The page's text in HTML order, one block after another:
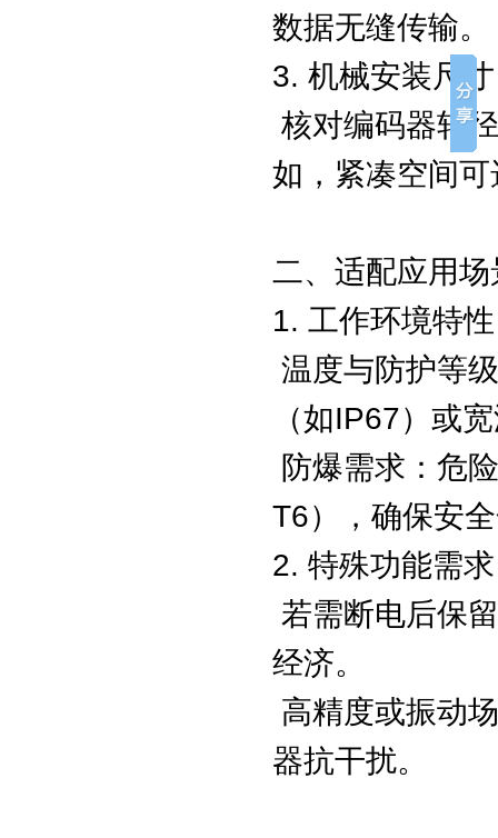
数据无缝传输。
3. 机械安装尺
核对编码器轴
如，紧凑空间
二、适配应用
1. 工作环境特
温度与防护等
（如IP67）或
防爆需求：危
T6），确保安
2. 特殊功能需
若需断电后保
经济。
高精度或振动
器抗干扰。